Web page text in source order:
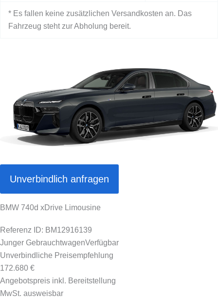
* Es fallen keine zusätzlichen Versandkosten an. Das
Fahrzeug steht zur Abholung bereit.
Unverbindlich anfragen
BMW 740d xDrive Limousine
Referenz ID: BM12916139
Junger GebrauchtwagenVerfügbar
Unverbindliche Preisempfehlung
172.680 €
Angebotspreis inkl. Bereitstellung
MwSt. ausweisbar